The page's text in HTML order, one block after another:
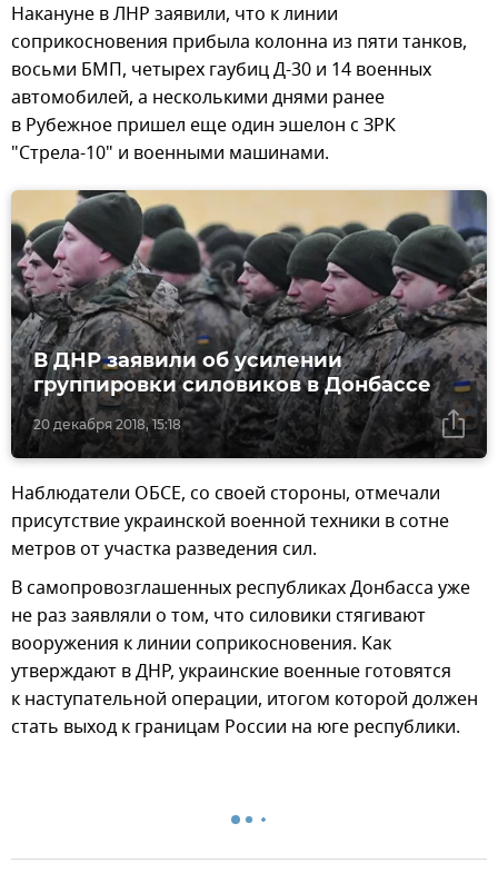
Накануне в ЛНР заявили, что к линии
соприкосновения прибыла колонна из пяти танков,
восьми БМП, четырех гаубиц Д-30 и 14 военных
автомобилей, а несколькими днями ранее
в Рубежное пришел еще один эшелон с ЗРК
"Стрела-10" и военными машинами.
20 декабря 2018, 15:18
В ДНР заявили об усилении
группировки силовиков в Донбассе
Наблюдатели ОБСЕ, со своей стороны, отмечали
присутствие украинской военной техники в сотне
метров от участка разведения сил.
В самопровозглашенных республиках Донбасса уже
не раз заявляли о том, что силовики стягивают
вооружения к линии соприкосновения. Как
утверждают в ДНР, украинские военные готовятся
к наступательной операции, итогом которой должен
стать выход к границам России на юге республики.